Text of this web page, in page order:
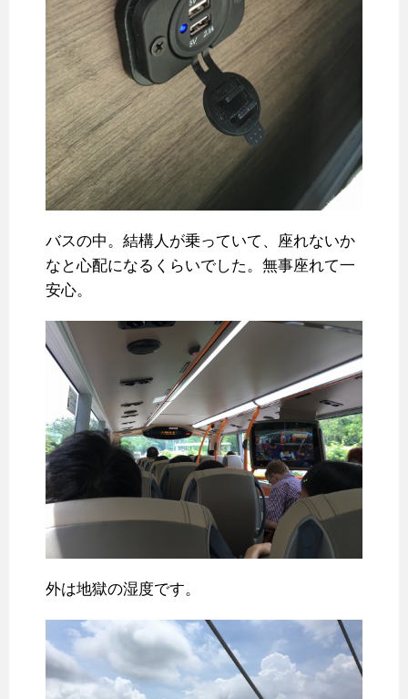
バスの中。結構人が乗っていて、座れないか
なと心配になるくらいでした。無事座れて一
安心。
外は地獄の湿度です。